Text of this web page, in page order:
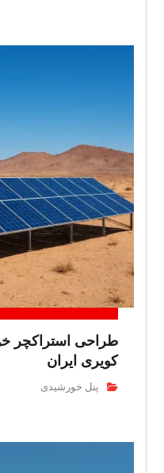
طراحی استراکچر
کویری ایران
پنل خورشیدی